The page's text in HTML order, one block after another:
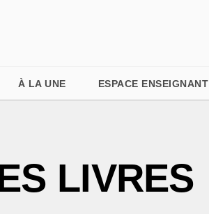
À LA UNE ESPACE ENSEIGNANT
LIVRES